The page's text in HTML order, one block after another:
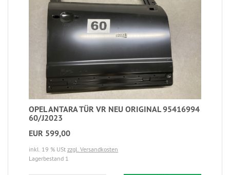
OPEL ANTARA TÜR VR NEU ORIGINAL 95416994
60/J2023
EUR 599,00
inkl. 19 % USt zzgl. Versandkosten
Lagerbestand 1